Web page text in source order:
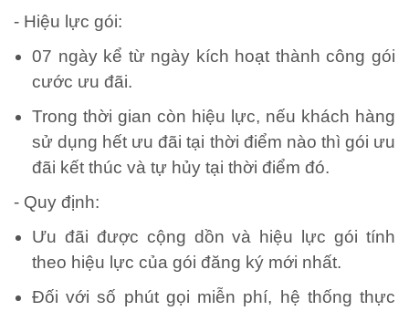
- Hiệu lực gói:
07 ngày kể từ ngày kích hoạt thành công gói
cước ưu đãi.
Trong thời gian còn hiệu lực, nếu khách hàng
sử dụng hết ưu đãi tại thời điểm nào thì gói ưu
đãi kết thúc và tự hủy tại thời điểm đó.
- Quy định:
Ưu đãi được cộng dồn và hiệu lực gói tính
theo hiệu lực của gói đăng ký mới nhất.
Đối với số phút gọi miễn phí, hệ thống thực